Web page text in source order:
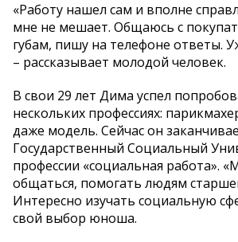
«Работу нашел сам и вполне
мне не мешает. Общаюсь с
губам, пишу на телефоне ответы.
– рассказывает молодой человек.
В свои 29 лет Дима успел
нескольких профессиях:
даже модель. Сейчас он
Государственный Социальный
профессии «социальная работа».
общаться, помогать людям
Интересно изучать социальную
свой выбор юноша.